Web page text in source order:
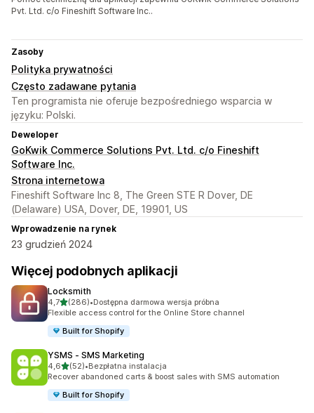
Pvt. Ltd. c/o Fineshift Software Inc..
Zasoby
Polityka prywatności
Często zadawane pytania
Ten programista nie oferuje bezpośredniego wsparcia w
języku: Polski.
Deweloper
GoKwik Commerce Solutions Pvt. Ltd. c/o Fineshift
Software Inc.
Strona internetowa
Fineshift Software Inc 8, The Green STE R Dover, DE
(Delaware) USA, Dover, DE, 19901, US
Wprowadzenie na rynek
23 grudzień 2024
Więcej podobnych aplikacji
Locksmith
4,7na 5 gwiazdek
(286)
Łączna liczba recenzji: 286
•Dostępna darmowa wersja próbna
Flexible access control for the Online Store channel
Built for Shopify
YSMS ‑ SMS Marketing
4,6na 5 gwiazdek
(52)
Łączna liczba recenzji: 52
•Bezpłatna instalacja
Recover abandoned carts & boost sales with SMS automation
Built for Shopify